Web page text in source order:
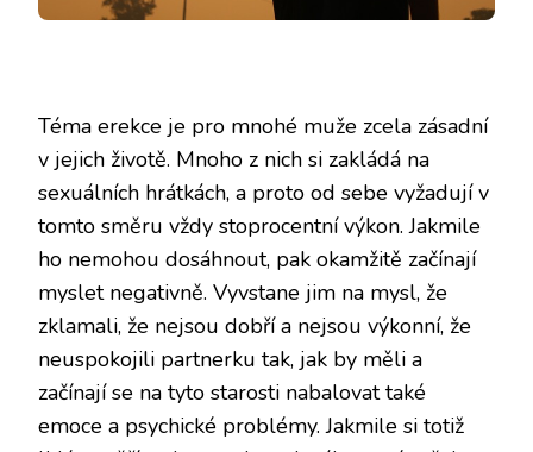
Téma erekce je pro mnohé muže zcela zásadní
v jejich životě. Mnoho z nich si zakládá na
sexuálních hrátkách, a proto od sebe vyžadují v
tomto směru vždy stoprocentní výkon. Jakmile
ho nemohou dosáhnout, pak okamžitě začínají
myslet negativně. Vyvstane jim na mysl, že
zklamali, že nejsou dobří a nejsou výkonní, že
neuspokojili partnerku tak, jak by měli a
začínají se na tyto starosti nabalovat také
emoce a psychické problémy. Jakmile si totiž